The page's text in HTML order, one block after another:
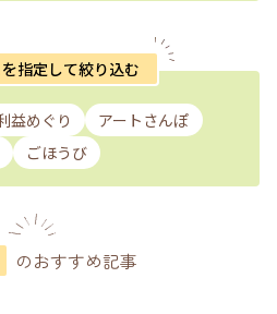
指定して絞り込む
益めぐり
アートさんぽ
ごほうび
のおすすめ記事